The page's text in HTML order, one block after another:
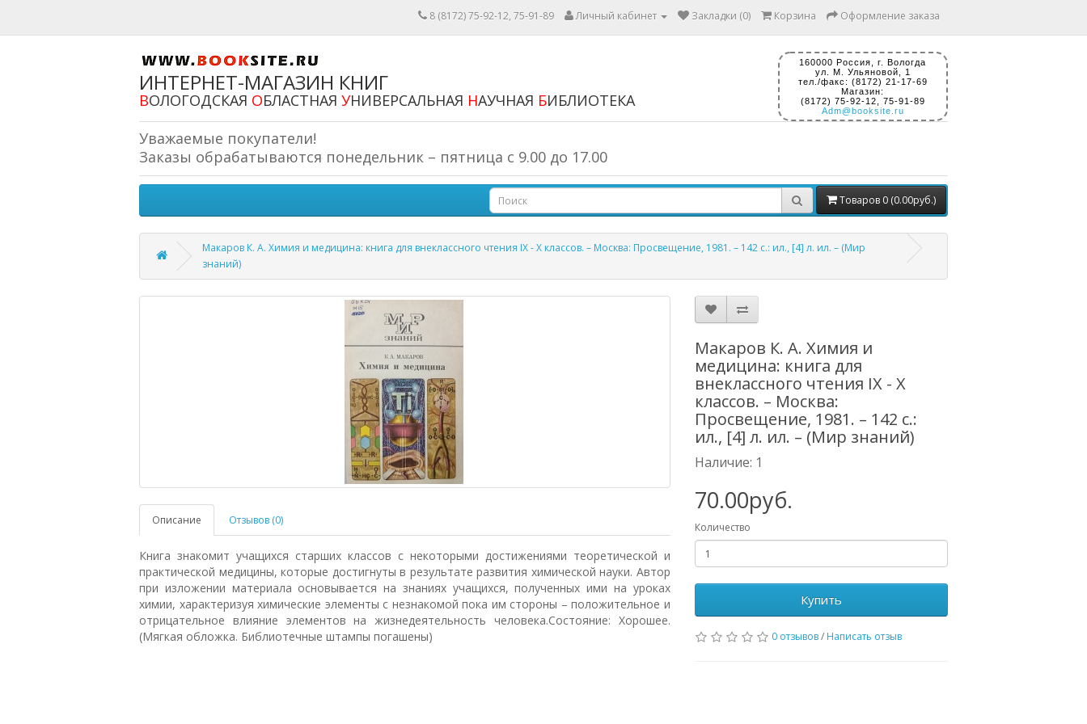
8 (8172) 75-92-12, 75-91-89 Личный кабинет Закладки (0) Корзина Оформление заказа
ИНТЕРНЕТ-МАГАЗИН КНИГ
ВОЛОГОДСКАЯ ОБЛАСТНАЯ УНИВЕРСАЛЬНАЯ НАУЧНАЯ БИБЛИОТЕКА
160000 Россия, г. Вологда
ул. М. Ульяновой, 1
тел./факс: (8172) 21-17-69
Магазин:
(8172) 75-92-12, 75-91-89
Adm@booksite.ru
Уважаемые покупатели!
Заказы обрабатываются понедельник – пятница с 9.00 до 17.00
Товаров 0 (0.00руб.)
Макаров К. А. Химия и медицина: книга для внеклассного чтения IX - X классов. – Москва: Просвещение, 1981. – 142 с.: ил., [4] л. ил. – (Мир
знаний)
Описание Отзывов (0)
Книга знакомит учащихся старших классов с некоторыми достижениями теоретической и
практической медицины, которые достигнуты в результате развития химической науки. Автор
при изложении материала основывается на знаниях учащихся, полученных ими на уроках
химии, характеризуя химические элементы с незнакомой пока им стороны – положительное и
отрицательное влияние элементов на жизнедеятельность человека.Состояние: Хорошее.
(Мягкая обложка. Библиотечные штампы погашены)
Макаров К. А. Химия и
медицина: книга для
внеклассного чтения IX - X
классов. – Москва:
Просвещение, 1981. – 142 с.:
ил., [4] л. ил. – (Мир знаний)
Наличие: 1
70.00руб.
Количество
Купить
0 отзывов/ Написать отзыв